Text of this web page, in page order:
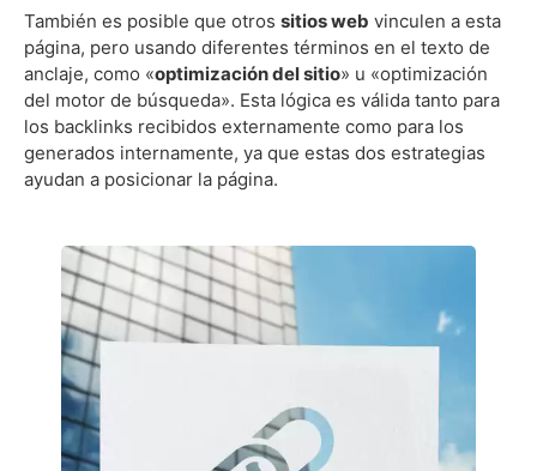
También es posible que otros sitios web vinculen a esta
página, pero usando diferentes términos en el texto de
anclaje, como «optimización del sitio» u «optimización
del motor de búsqueda». Esta lógica es válida tanto para
los backlinks recibidos externamente como para los
generados internamente, ya que estas dos estrategias
ayudan a posicionar la página.